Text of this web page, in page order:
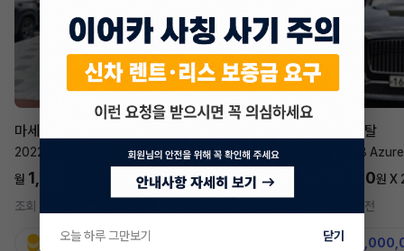
승계 매니저
한태현
마세라티 르반떼
2022년
2.0 Hybrid GT
월 1,697,700 24개월
조회 728
지원금31,860,000원
벤틀리 컨티넨탈
4.0 V8 Azure
5,577,270원 X
2주 전
지원금
오늘 하루 그만보기 닫기